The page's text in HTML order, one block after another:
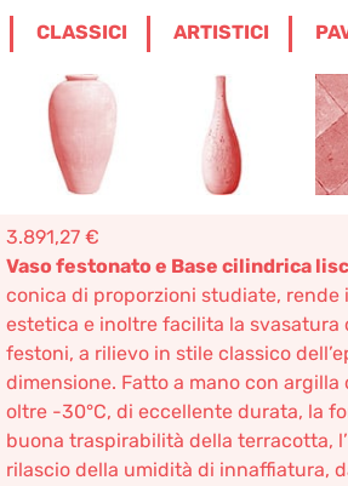
CLASSICI ARTISTICI
/ VASO FESTONATO E
Vaso festonato
cilindrica
3.891,27 €
Vaso festonato e Base cilindrica
conica di proporzioni studiate, rende
estetica e inoltre facilita la svasatura
festoni, a rilievo in stile classico
dimensione. Fatto a mano con
oltre -30°C, di eccellente durata, la
buona traspirabilità della terracotta,
rilascio della umidità di innaffiatura,